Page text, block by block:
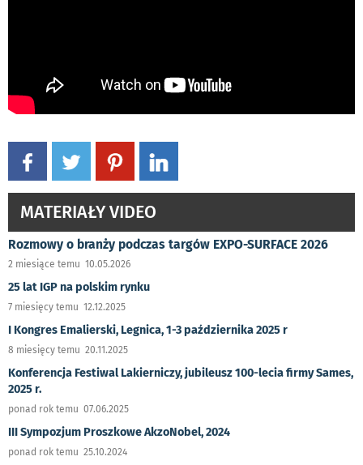
MATERIAŁY VIDEO
Rozmowy o branży podczas targów EXPO-SURFACE 2026
2 miesiące temu 10.05.2026
25 lat IGP na polskim rynku
7 miesięcy temu 12.12.2025
I Kongres Emalierski, Legnica, 1-3 października 2025 r
8 miesięcy temu 20.11.2025
Konferencja Festiwal Lakierniczy, jubileusz 100-lecia firmy Sames,
2025 r.
ponad rok temu 07.06.2025
III Sympozjum Proszkowe AkzoNobel, 2024
ponad rok temu 25.10.2024